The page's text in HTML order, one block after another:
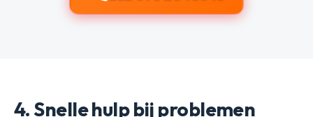
4. Snelle hulp bij problemen